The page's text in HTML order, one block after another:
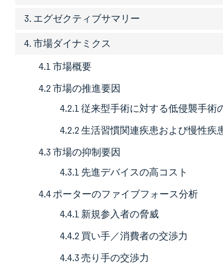
3. エグゼクティブサマリー
4. 市場ダイナミクス
4.1 市場概要
4.2 市場の推進要因
4.2.1 従来型手術に対する低侵襲手術
4.2.2 生活習慣関連疾患および慢性疾
4.3 市場の抑制要因
4.3.1 先進デバイスの高コスト
4.4 ポーターのファイブフォース分析
4.4.1 新規参入者の脅威
4.4.2 買い手／消費者の交渉力
4.4.3 売り手の交渉力